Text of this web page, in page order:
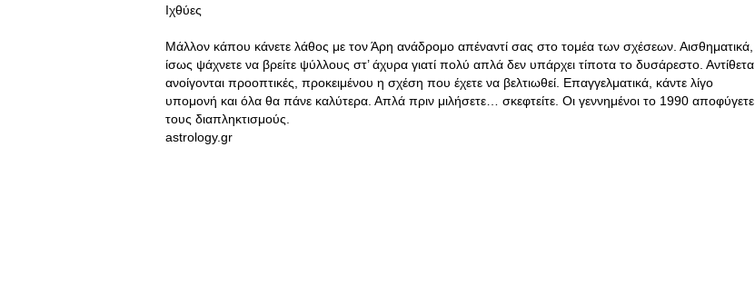
Ιχθύες
Μάλλον κάπου κάνετε λάθος με τον Άρη ανάδρομο απέναντί σας στο τομέα των σχέσεων. Αισθηματικά,
ίσως ψάχνετε να βρείτε ψύλλους στ’ άχυρα γιατί πολύ απλά δεν υπάρχει τίποτα το δυσάρεστο. Αντίθετα
ανοίγονται προοπτικές, προκειμένου η σχέση που έχετε να βελτιωθεί. Επαγγελματικά, κάντε λίγο
υπομονή και όλα θα πάνε καλύτερα. Απλά πριν μιλήσετε… σκεφτείτε. Οι γεννημένοι το 1990 αποφύγετε
τους διαπληκτισμούς.
astrology.gr